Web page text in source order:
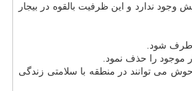
ندارد و این ظرفیت بالقوه در بیجار
طرف شود.
موجود را حذف نمود.
می توانند در منطقه با سلامتی زندگی